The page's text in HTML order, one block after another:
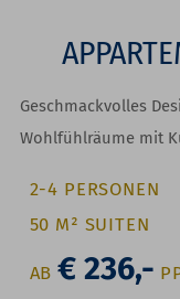
Geschmackvolles
Wohlfühlräume mit
2-4 PERSONEN
50 M² SUITEN
AB € 236,- P